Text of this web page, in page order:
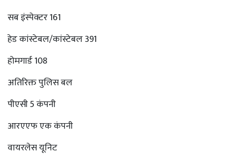
सब इंस्पेक्टर 161
हेड कांस्टेबल/कांस्टेबल 391
होमगार्ड 108
अतिरिक्त पुलिस बल
पीएसी 5 कंपनी
आरएएफ एक कंपनी
वायरलेस यूनिट